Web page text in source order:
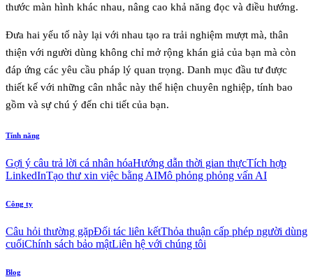
thước màn hình khác nhau, nâng cao khả năng đọc và điều hướng.
Đưa hai yếu tố này lại với nhau tạo ra trải nghiệm mượt mà, thân
thiện với người dùng không chỉ mở rộng khán giả của bạn mà còn
đáp ứng các yêu cầu pháp lý quan trọng. Danh mục đầu tư được
thiết kế với những cân nhắc này thể hiện chuyên nghiệp, tính bao
gồm và sự chú ý đến chi tiết của bạn.
Tính năng
Gợi ý câu trả lời cá nhân hóaHướng dẫn thời gian thựcTích hợp
LinkedInTạo thư xin việc bằng AIMô phỏng phỏng vấn AI
Công ty
Câu hỏi thường gặpĐối tác liên kếtThỏa thuận cấp phép người dùng
cuốiChính sách bảo mậtLiên hệ với chúng tôi
Blog